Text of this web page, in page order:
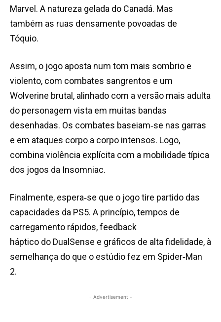
Marvel. A natureza gelada do Canadá. Mas
também as ruas densamente povoadas de
Tóquio.
Assim, o jogo aposta num tom mais sombrio e
violento, com combates sangrentos e um
Wolverine brutal, alinhado com a versão mais adulta
do personagem vista em muitas bandas
desenhadas. Os combates baseiam‑se nas garras
e em ataques corpo a corpo intensos. Logo,
combina violência explícita com a mobilidade típica
dos jogos da Insomniac.
Finalmente, espera‑se que o jogo tire partido das
capacidades da PS5. A princípio, tempos de
carregamento rápidos, feedback
háptico do DualSense e gráficos de alta fidelidade, à
semelhança do que o estúdio fez em Spider‑Man
2.
- Advertisement -